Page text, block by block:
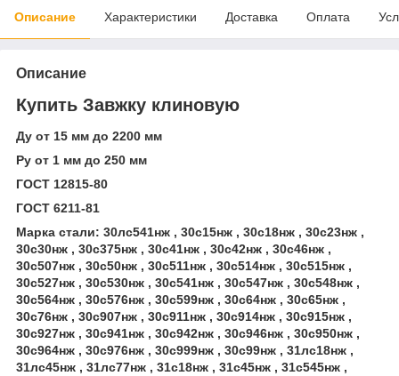
Описание Характеристики Доставка Оплата
Описание
Купить Завжку клиновую
Ду от 15 мм до 2200 мм
Ру от 1 мм до 250 мм
ГОСТ 12815-80
ГОСТ 6211-81
Марка стали: 30лс541нж , 30с15нж , 30с18нж , 30с23нж ,
30с30нж , 30с375нж , 30с41нж , 30с42нж , 30с46нж ,
30с507нж , 30с50нж , 30с511нж , 30с514нж , 30с515нж ,
30с527нж , 30с530нж , 30с541нж , 30с547нж , 30с548нж ,
30с564нж , 30с576нж , 30с599нж , 30с64нж , 30с65нж ,
30с76нж , 30с907нж , 30с911нж , 30с914нж , 30с915нж ,
30с927нж , 30с941нж , 30с942нж , 30с946нж , 30с950нж ,
30с964нж , 30с976нж , 30с999нж , 30с99нж , 31лс18нж ,
31лс45нж , 31лс77нж , 31с18нж , 31с45нж , 31с545нж ,